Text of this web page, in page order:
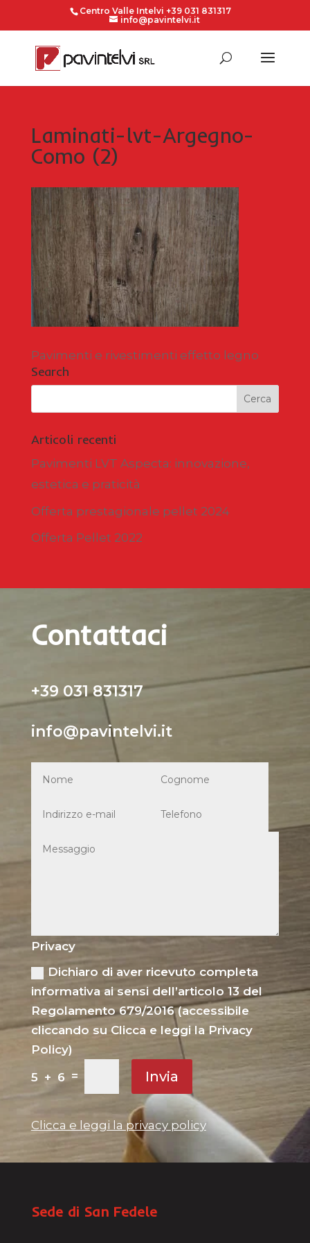
Centro Valle Intelvi +39 031 831317
info@pavintelvi.it
Laminati-lvt-Argegno-
Como (2)
Pavimenti e rivestimenti effetto legno
Search
Articoli recenti
Pavimenti LVT Aspecta: innovazione,
estetica e praticità
Offerta prestagionale pellet 2024
Offerta Pellet 2022
Contattaci
+39 031 831317
info@pavintelvi.it
Privacy
Dichiaro di aver ricevuto completa
informativa ai sensi dell’articolo 13 del
Regolamento 679/2016 (accessibile
cliccando su Clicca e leggi la Privacy
Policy)
5 + 6 = Invia
Clicca e leggi la privacy policy
Sede di San Fedele